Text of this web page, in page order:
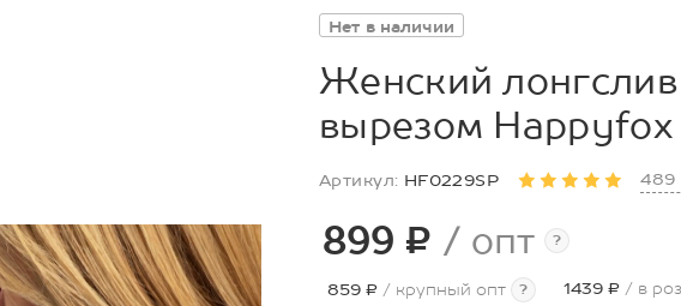
Нет в наличии
Женский
вырезом Happyfox
Артикул: HF0229SP 489
899 ₽ / опт ?
859 ₽ / крупный опт ? 1439 ₽ / в